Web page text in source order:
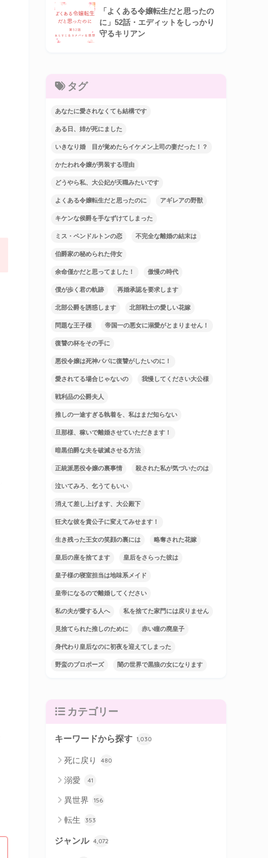
「よくある令嬢転生だと思ったの
に」52話・エディットをしっかり
守るキリアン
タグ
あなたに愛されなくても結構です
ある日、姉が死にました
いきなり婚 目が覚めたらイケメン上司の妻だった！？
かたわれ令嬢が男装する理由
どうやら私、大公妃が天職みたいです
よくある令嬢転生だと思ったのに アギレアの野獣
キケンな侯爵を手なずけてしまった
ミス・ペンドルトンの恋 不完全な離婚の結末は
伯爵家の秘められた侍女
余命僅かだと思ってました！ 傲慢の時代
僕が歩く君の軌跡 再婚承認を要求します
北部公爵を誘惑します 北部戦士の愛しい花嫁
問題な王子様 帝国一の悪女に溺愛がとまりません！
復讐の杯をその手に
悪役令嬢は死神パパに復讐がしたいのに！
愛されてる場合じゃないの 我慢してください大公様
戦利品の公爵夫人
推しの一途すぎる執着を、私はまだ知らない
旦那様、稼いで離婚させていただきます！
暗黒伯爵な夫を破滅させる方法
正統派悪役令嬢の裏事情 殺された私が気づいたのは
泣いてみろ、乞うてもいい
消えて差し上げます、大公殿下
狂犬な彼を貴公子に変えてみせます！
生き残った王女の笑顔の裏には 略奪された花嫁
皇后の座を捨てます 皇后をさらった彼は
皇子様の寝室担当は地味系メイド
皇帝になるので離婚してください
私の夫が愛する人へ 私を捨てた家門には戻りません
見捨てられた推しのために 赤い瞳の廃皇子
身代わり皇后なのに初夜を迎えてしまった
野蛮のプロポーズ 闇の世界で黒狼の女になります
カテゴリー
キーワードから探す 1,030
死に戻り 480
溺愛 41
異世界 156
転生 353
ジャンル 4,072